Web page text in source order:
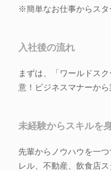
※簡単なお仕事からスタ
入社後の流れ
まずは、「ワールドス
意！ビジネスマナーか
未経験からスキルを
先輩からノウハウを一
レル、不動産、飲食店